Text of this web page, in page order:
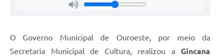
O Governo Municipal de Ouroeste, por meio da
Secretaria Municipal de Cultura, realizou a Gincana